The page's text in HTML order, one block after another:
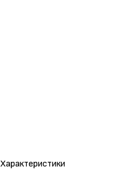
Характеристики